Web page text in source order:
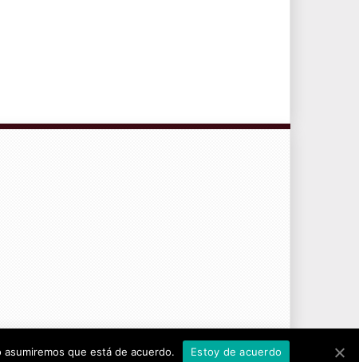
CONTRATO DE SERVICIOS Y POLÍTICA DE PRIVACIDAD
que está de acuerdo. Estoy de acuerdo